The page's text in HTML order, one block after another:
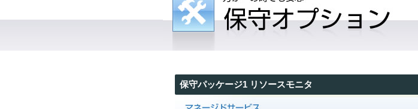
保守パッケージ1 リソースモニタ